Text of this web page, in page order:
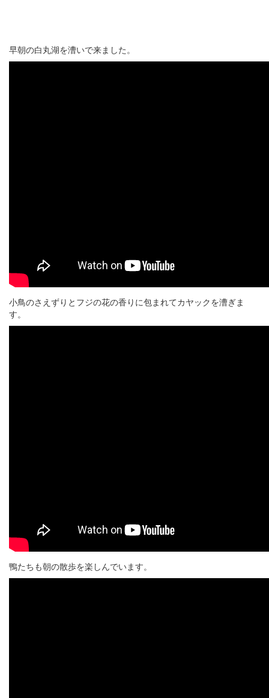
早朝の白丸湖を漕いで来ました。
小鳥のさえずりとフジの花の香りに包まれてカヤックを漕ぎま
す。
鴨たちも朝の散歩を楽しんでいます。